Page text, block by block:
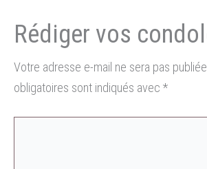
Votre adresse e-mail ne sera pas publiée.
obligatoires sont indiqués avec *